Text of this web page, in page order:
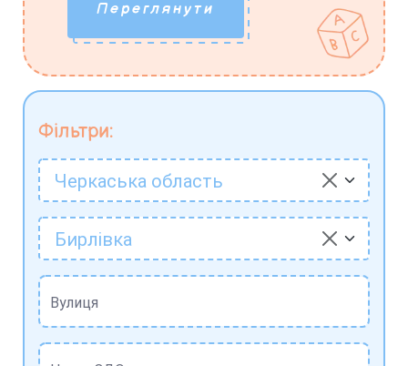
Фільтри:
Черкаська область
Бирлівка
Вулиця
Переглянути